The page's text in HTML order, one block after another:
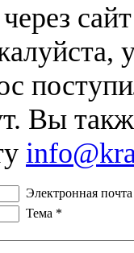
Вы
Электронная почта
Тема *